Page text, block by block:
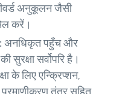
अनुकूलन जैसी
करें।
अनधिकृत पहुँच और
सुरक्षा सर्वोपरि है।
के लिए एन्क्रिप्शन,